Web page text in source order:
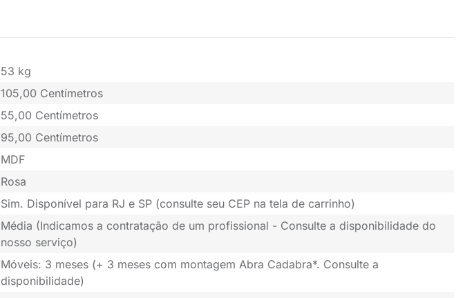
53 kg
105,00 Centímetros
55,00 Centímetros
95,00 Centímetros
MDF
Rosa
Sim. Disponível para RJ e SP (consulte seu CEP na tela de carrinho)
Média (Indicamos a contratação de um profissional - Consulte a disponibilidade do
nosso serviço)
Móveis: 3 meses (+ 3 meses com montagem Abra Cadabra*. Consulte a
disponibilidade)